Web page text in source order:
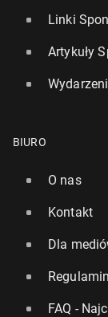
Linki
Artykuły
BIURO
O nas
Kontakt
Dla
Regulamin
FAQ -